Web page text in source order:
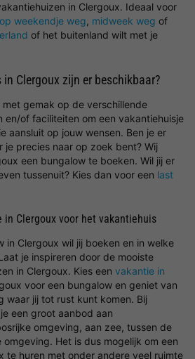
in Clergoux. Ideaal voor
weekendje weg, midweek weg of
of het buitenland wilt met je
Clergoux zijn er beschikbaar?
gemak op de verschillende
en/of faciliteiten om een vakantiehuisje
aansluit op jouw wensen. Ben je er
je precies naar op zoek bent? Wij
een bungalow te boeken. Wil jij er
tussenuit? Kies dan voor een last
Clergoux voor het vakantiehuis
in Clergoux wil jij boeken en in welke
je inspireren door de mooiste
in Clergoux. Kies een vakantie in
voor een bungalow en geniet van
waar jij tot rust kunt komen. Bij
een groot aanbod aan
omgeving, aan zee, tussen de
Het is dus mogelijk om een
te huren met onder andere veel ruimte